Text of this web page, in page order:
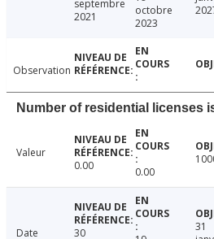
septembre
2021
octobre
2023
Observation
Number of residential licenses
Valeur
0.00
0.00
Date
30
31